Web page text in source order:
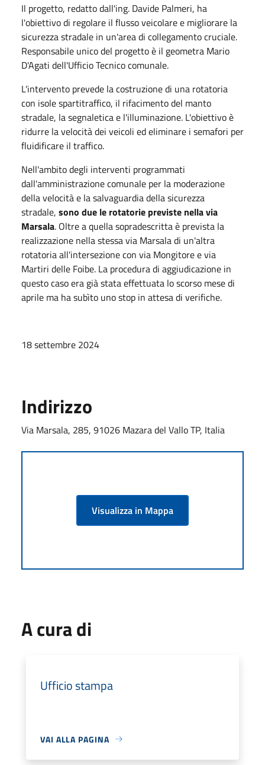
Il progetto, redatto dall'ing. Davide Palmeri, ha
l'obiettivo di regolare il flusso veicolare e migliorare la
sicurezza stradale in un'area di collegamento cruciale.
Responsabile unico del progetto è il geometra Mario
D'Agati dell'Ufficio Tecnico comunale.
L'intervento prevede la costruzione di una rotatoria
con isole spartitraffico, il rifacimento del manto
stradale, la segnaletica e l'illuminazione. L'obiettivo è
ridurre la velocità dei veicoli ed eliminare i semafori per
fluidificare il traffico.
Nell'ambito degli interventi programmati
dall'amministrazione comunale per la moderazione
della velocità e la salvaguardia della sicurezza
stradale, sono due le rotatorie previste nella via
Marsala. Oltre a quella sopradescritta è prevista la
realizzazione nella stessa via Marsala di un'altra
rotatoria all'intersezione con via Mongitore e via
Martiri delle Foibe. La procedura di aggiudicazione in
questo caso era già stata effettuata lo scorso mese di
aprile ma ha subìto uno stop in attesa di verifiche.
18 settembre 2024
Indirizzo
Via Marsala, 285, 91026 Mazara del Vallo TP, Italia
Visualizza in Mappa
A cura di
Ufficio stampa
VAI ALLA PAGINA